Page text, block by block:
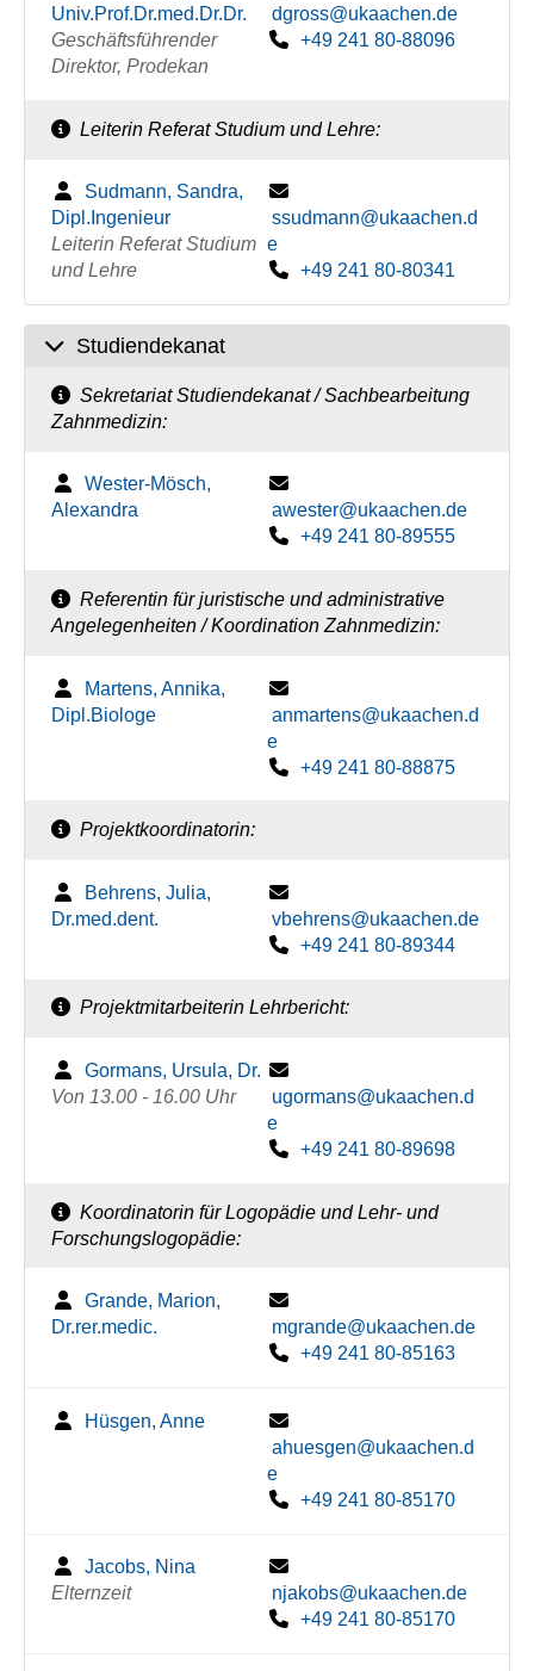
Univ.Prof.Dr.med.Dr.Dr.
Geschäftsführender
Direktor, Prodekan
dgross@ukaachen.de
+49 241 80-88096
Leiterin Referat Studium und Lehre:
Sudmann, Sandra,
Dipl.Ingenieur
Leiterin Referat Studium
und Lehre
ssudmann@ukaachen.d
e
+49 241 80-80341
Studiendekanat
Sekretariat Studiendekanat / Sachbearbeitung
Zahnmedizin:
Wester-Mösch,
Alexandra
awester@ukaachen.de
+49 241 80-89555
Referentin für juristische und administrative
Angelegenheiten / Koordination Zahnmedizin:
Martens, Annika,
Dipl.Biologe
anmartens@ukaachen.d
e
+49 241 80-88875
Projektkoordinatorin:
Behrens, Julia,
Dr.med.dent.
vbehrens@ukaachen.de
+49 241 80-89344
Projektmitarbeiterin Lehrbericht:
Gormans, Ursula, Dr.
Von 13.00 - 16.00 Uhr
ugormans@ukaachen.d
e
+49 241 80-89698
Koordinatorin für Logopädie und Lehr- und
Forschungslogopädie:
Grande, Marion,
Dr.rer.medic.
mgrande@ukaachen.de
+49 241 80-85163
Hüsgen, Anne
ahuesgen@ukaachen.d
e
+49 241 80-85170
Jacobs, Nina
Elternzeit
njakobs@ukaachen.de
+49 241 80-85170